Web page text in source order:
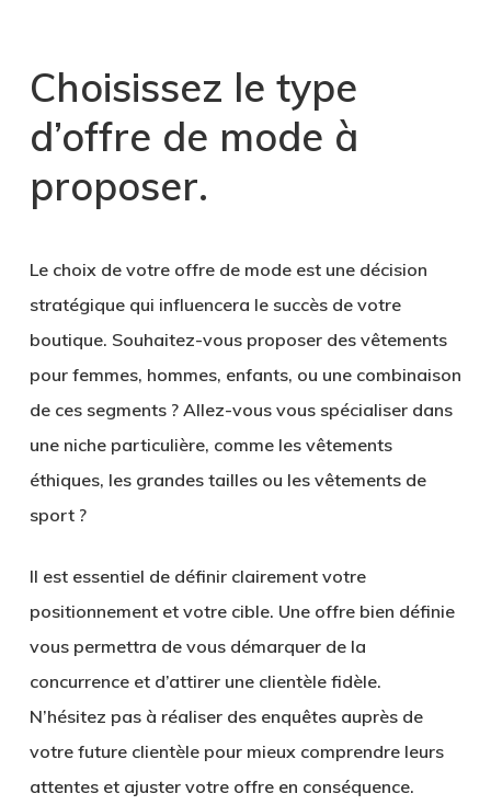
Choisissez le type
d’offre de mode à
proposer.
Le choix de votre offre de modeest une décision
stratégique qui influencera le succès de votre
boutique. Souhaitez-vous proposer des vêtements
pour femmes, hommes, enfants, ou une combinaison
de ces segments ? Allez-vous vous spécialiser dans
une niche particulière, comme les vêtements
éthiques, les grandes tailles ou les vêtements de
sport ?
Il est essentiel de définir clairement votre
positionnement et votre cible. Une offre bien définie
vous permettra de vous démarquer de la
concurrence et d’attirer une clientèle fidèle.
N’hésitez pas à réaliser des enquêtes auprès de
votre future clientèle pour mieux comprendre leurs
attentes et ajuster votre offre en conséquence.